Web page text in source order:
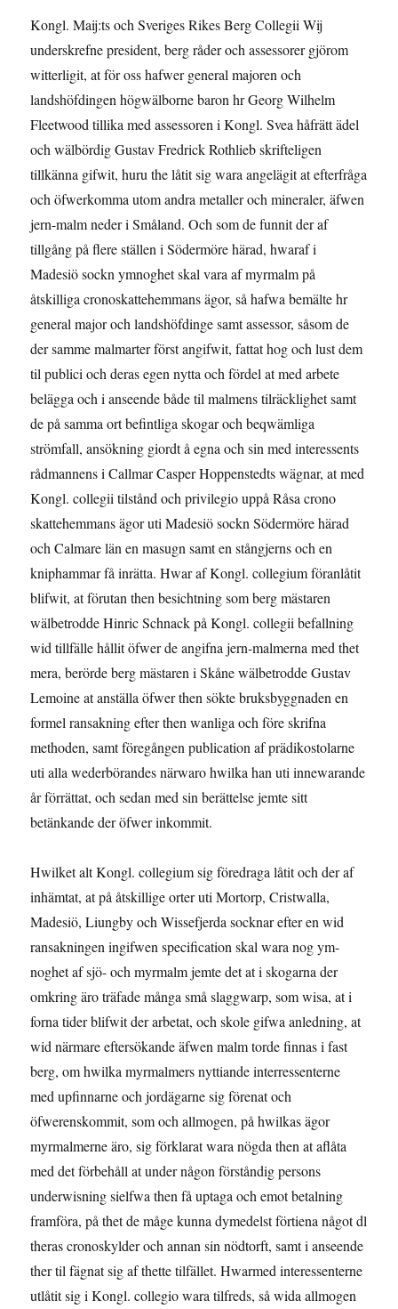
Kongl. Maij:ts och Sveriges Rikes Berg Collegii Wij
underskrefne president, berg råder och assessorer gjörom
witterligit, at för oss hafwer general majoren och
landshöfdingen högwälborne baron hr Georg Wilhelm
Fleetwood tillika med assessoren i Kongl. Svea håfrätt ädel
och wälbördig Gustav Fredrick Rothlieb skrifteligen
tillkänna gifwit, huru the låtit sig wara angelägit at efterfråga
och öfwerkomma utom andra metaller och mineraler, äfwen
jern-malm neder i Småland. Och som de funnit der af
tillgång på flere ställen i Södermöre härad, hwaraf i
Madesiö sockn ymnoghet skal vara af myrmalm på
åtskilliga cronoskattehemmans ägor, så hafwa bemälte hr
general major och landshöfdinge samt assessor, såsom de
der samme malmarter först angifwit, fattat hog och lust dem
til publici och deras egen nytta och fördel at med arbete
belägga och i anseende både til malmens tilräcklighet samt
de på samma ort befintliga skogar och beqwämliga
strömfall, ansökning giordt å egna och sin med interessents
rådmannens i Callmar Casper Hoppenstedts wägnar, at med
Kongl. collegii tilstånd och privilegio uppå Råsa crono
skattehemmans ägor uti Madesiö sockn Södermöre härad
och Calmare län en masugn samt en stångjerns och en
kniphammar få inrätta. Hwar af Kongl. collegium föranlåtit
blifwit, at förutan then besichtning som berg mästaren
wälbetrodde Hinric Schnack på Kongl. collegii befallning
wid tillfälle hållit öfwer de angifna jern-malmerna med thet
mera, berörde berg mästaren i Skåne wälbetrodde Gustav
Lemoine at anställa öfwer then sökte bruksbyggnaden en
formel ransakning efter then wanliga och före skrifna
methoden, samt föregången publication af prädikostolarne
uti alla wederbörandes närwaro hwilka han uti innewarande
år förrättat, och sedan med sin berättelse jemte sitt
betänkande der öfwer inkommit.
Hwilket alt Kongl. collegium sig föredraga låtit och der af
inhämtat, at på åtskillige orter uti Mortorp, Cristwalla,
Madesiö, Liungby och Wissefjerda socknar efter en wid
ransakningen ingifwen specification skal wara nog ym-
noghet af sjö- och myrmalm jemte det at i skogarna der
omkring äro träfade många små slaggwarp, som wisa, at i
forna tider blifwit der arbetat, och skole gifwa anledning, at
wid närmare eftersökande äfwen malm torde finnas i fast
berg, om hwilka myrmalmers nyttiande interressenterne
med upfinnarne och jordägarne sig förenat och
öfwerenskommit, som och allmogen, på hwilkas ägor
myrmalmerne äro, sig förklarat wara nögda then at aflåta
med det för­behåll at under någon förståndig persons
underwisning sielfwa then få uptaga och emot betalning
framföra, på thet de måge kunna dymedelst förtiena något dl
theras cronoskylder och annan sin nödtorft, samt i anseende
ther til fägnat sig af thette tilfället. Hwarmed interessenterne
utlåtit sig i Kongl. collegio wara tilfreds, så wida allmogen